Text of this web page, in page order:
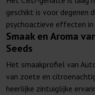
geschikt is voor degenen
psychoactieve effecten
Smaak en Aroma
Seeds
Het smaakprofiel van
van zoete en
heerlijke zintuiglijke